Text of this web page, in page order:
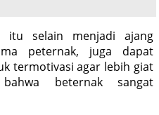
itu selain menjadi ajang
peternak, juga dapat
termotivasi agar lebih giat
beternak sangat